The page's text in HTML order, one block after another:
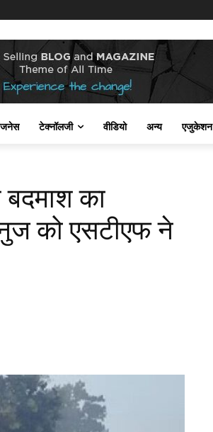
टेक्नॉलजी वीडियो अन्य एजुकेशन
का
को एसटीएफ ने